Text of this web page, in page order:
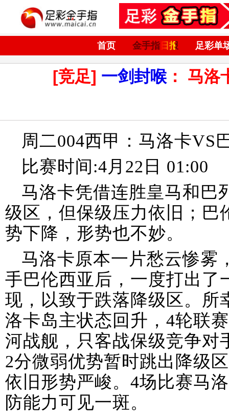
首页 金手指日报 足彩单
[竞足] 一剑封喉 ： 马
周二004西甲：马洛卡VS
比赛时间:4月22日 01:00
马洛卡凭借连胜皇马和巴
级区，但保级压力依旧；巴
势下降，形势也不妙。
马洛卡原本一片愁云惨雾
手巴伦西亚后，一度打出了
现，以致于跌落降级区。所
洛卡岛主状态回升，4轮联
河战舰，只客战保级竞争对
2分微弱优势暂时跳出降级
依旧形势严峻。4场比赛马
防能力可见一斑。